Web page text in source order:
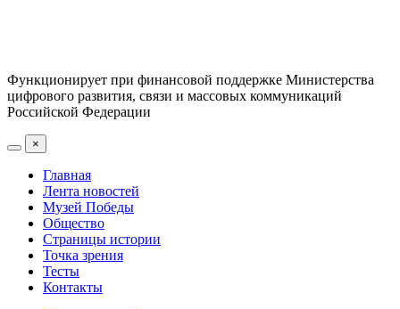
Функционирует при финансовой поддержке Министерства
цифрового развития, связи и массовых коммуникаций
Российской Федерации
×
Главная
Лента новостей
Музей Победы
Общество
Страницы истории
Точка зрения
Тесты
Контакты